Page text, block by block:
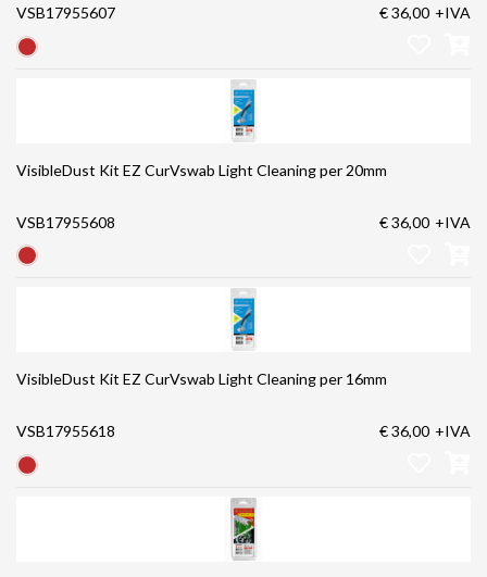
VSB17955607 € 36,00 +IVA
VisibleDust Kit EZ CurVswab Light Cleaning per 20mm
VSB17955608 € 36,00 +IVA
VisibleDust Kit EZ CurVswab Light Cleaning per 16mm
VSB17955618 € 36,00 +IVA